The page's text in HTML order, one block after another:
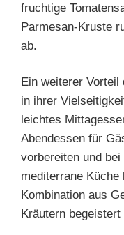
fruchtige
Parmesan-Kruste
ab.
Ein weiterer
in ihrer
leichtes
Abendessen für
vorbereiten und
mediterrane
Kombination aus
Kräutern begeistert